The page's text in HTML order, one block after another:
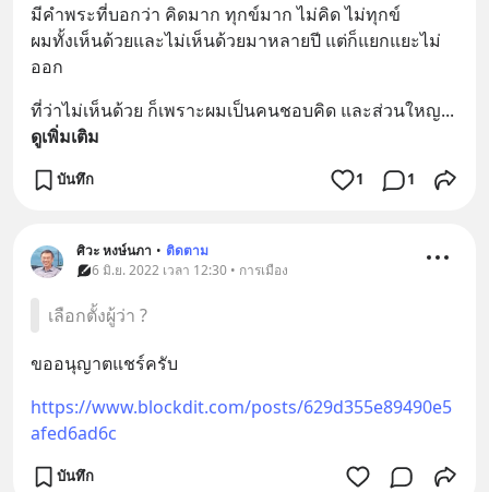
มีคำพระที่บอกว่า คิดมาก ทุกข์มาก ไม่คิด ไม่ทุกข์
ผมทั้งเห็นด้วยและไม่เห็นด้วยมาหลายปี แต่ก็แยกแยะไม่
ออก
ที่ว่าไม่เห็นด้วย ก็เพราะผมเป็นคนชอบคิด และส่วนใหญ...
ดูเพิ่มเติม
บันทึก 1 1
ศิวะ หงษ์นภา • ติดตาม
6 มิ.ย. 2022 เวลา 12:30 • การเมือง
เลือกตั้งผู้ว่า ?
ขออนุญาตแชร์ครับ
https://www.blockdit.com/posts/629d355e89490e5
afed6ad6c
บันทึก